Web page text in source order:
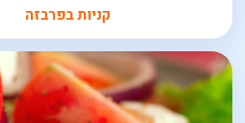
קניות בפרבזה